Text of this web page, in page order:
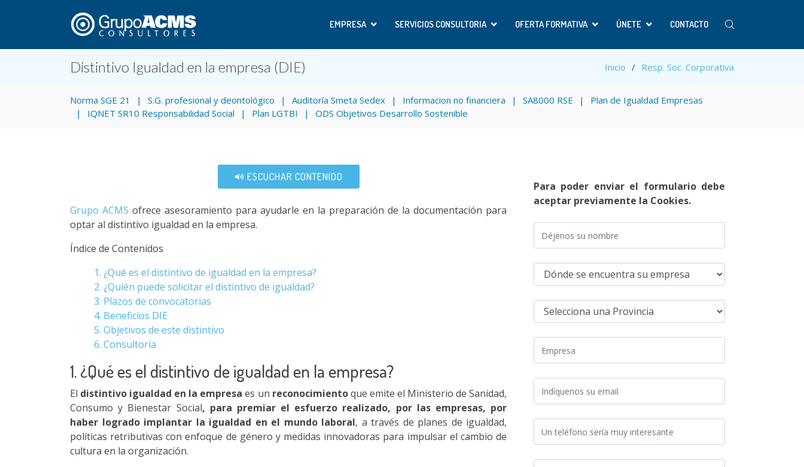
EMPRESA SERVICIOS CONSULTORIA OFERTA FORMATIVA ÚNETE CONTACTO
Distintivo Igualdad en la empresa (DIE) Inicio Resp. Soc. Corporativa
Norma SGE 21 S.G. profesional y deontológico Auditoría Smeta Sedex Informacion no financiera SA8000 RSE
Plan de Igualdad Empresas
IQNET SR10 Responsabilidad Social
Plan LGTBI ODS Objetivos Desarrollo Sostenible
ESCUCHAR CONTENIDO
Grupo ACMS ofrece asesoramiento para ayudarle en la preparación de la documentación para
optar al distintivo igualdad en la empresa.
Índice de Contenidos
1. ¿Qué es el distintivo de igualdad en la empresa?
2. ¿Quién puede solicitar el distintivo de igualdad?
3. Plazos de convocatorias
4. Beneficios DIE
5. Objetivos de este distintivo
6. Consultoría
1. ¿Qué es el distintivo de igualdad en la empresa?
El distintivo igualdad en la empresaes un reconocimientoque emite el Ministerio de Sanidad,
Consumo y Bienestar Social, para premiar el esfuerzo realizado, por las empresas, por
haber logrado implantar la igualdad en el mundo laboral, a través de planes de igualdad,
políticas retributivas con enfoque de género y medidas innovadoras para impulsar el cambio de
cultura en la organización.
Para poder enviar el formulario debe
aceptar previamente la Cookies.